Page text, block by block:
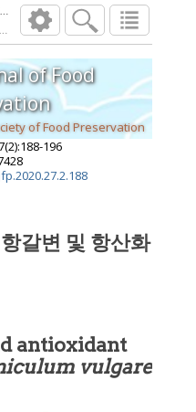
앗 추출물의 항갈변 및 항산화 효과
J. Food Preserv.
2020 ;27( ):
of Food
of Food Preservation
(2):188-196
갈변 및 항산화
antioxidant
Foeniculum vulgare